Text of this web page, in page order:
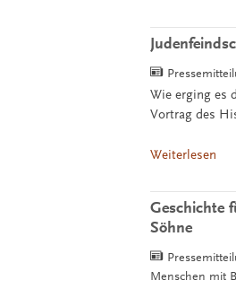
Wie erging es
Vortrag des
Weiterlesen
Geschichte
Söhne
Menschen mit